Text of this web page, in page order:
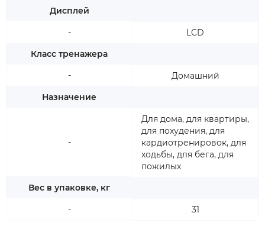
Дисплей
-
Класс тренажера
-
Назначение
-
Вес в упаковке, кг
-
LCD
Домашний
Для дома, для квартиры,
для похудения, для
кардиотренировок, для
ходьбы, для бега, для
пожилых
31